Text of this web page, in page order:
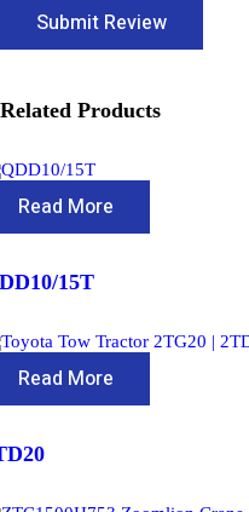
Related Products
Read More
15T
Read More